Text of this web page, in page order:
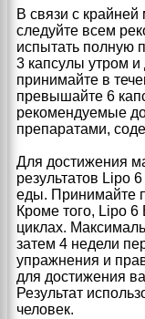
В связи с
следуйте всем
испытать полную
3 капсулы утром
принимайте в
превышайте 6
рекомендуемые
препаратами,
Для достижения
результатов Lipo
еды. Принимайте
Кроме того, Lipo
циклах.
затем 4 недели
упражнения и
для достижения
Результат
человек.